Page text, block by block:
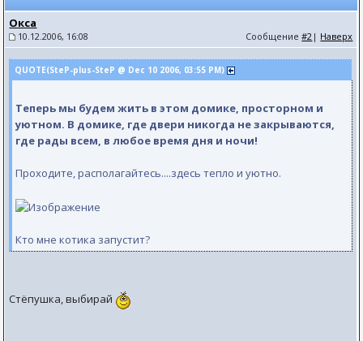
Окса
10.12.2006, 16:08 Сообщение#2 | Наверх
QUOTE(SteP-plus-SteP @ Dec 10 2006, 03:55 PM)
Теперь мы будем жить в этом домике, просторном и
уютном. В домике, где двери никогда не закрываются,
где рады всем, в любое время дня и ночи!
Проходите, располагайтесь....здесь тепло и уютно.
Кто мне котика запустит?
Стёпушка, выбирай